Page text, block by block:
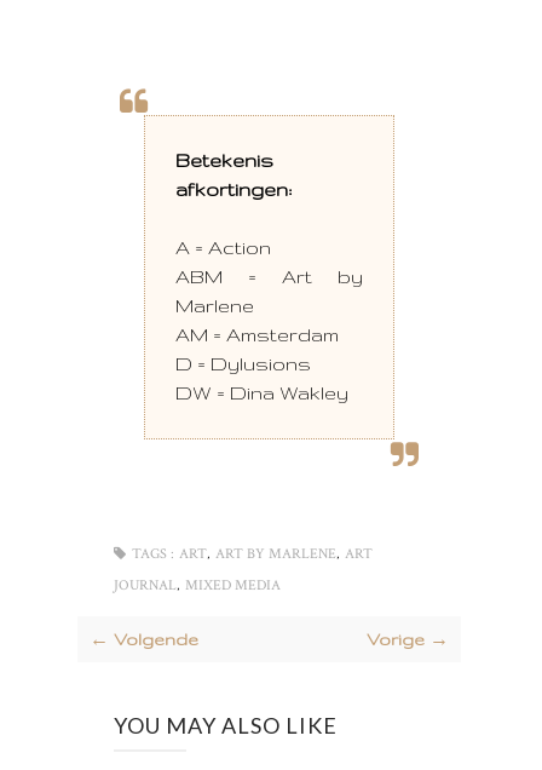
Betekenis
afkortingen:
A = Action
ABM = Art by
Marlene
AM = Amsterdam
D = Dylusions
DW = Dina Wakley
TAGS : ART, ART BY MARLENE, ART
JOURNAL, MIXED MEDIA
← Volgende Vorige →
YOU MAY ALSO LIKE